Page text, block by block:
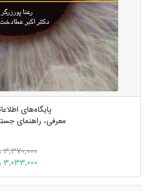
پایگاه‌های
معرفی، راهنمای
3,370,000 ریال
3,033,000 ریال